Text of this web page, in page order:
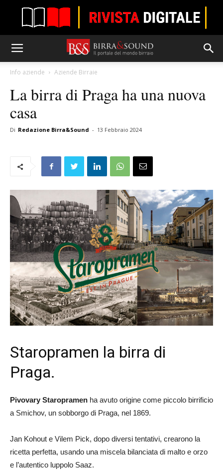
Info aziende Aziende Birraie
La birra di Praga ha una nuova
casa
Di Redazione Birra&Sound - 13 Febbraio 2024
Staropramen la birra di
Praga.
Pivovary Staropramen ha avuto origine come piccolo birrificio
a Smichov, un sobborgo di Praga, nel 1869.
Jan Kohout e Vilem Pick, dopo diversi tentativi, crearono la
ricetta perfetta, usando una miscela bilanciata di malto e orzo
e l’autentico luppolo Saaz.